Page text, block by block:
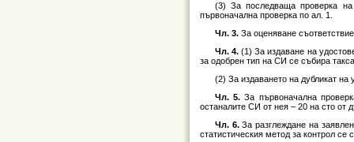
(3) За последваща проверка
първоначална проверка по ал. 1.
Чл. 3.За оценяване
Чл. 4. (1) За издаване на
за одобрен тип на СИ се събира
(2) За издаването на дубликат на
Чл. 5.За първоначална
останалите СИ от нея – 20 на сто от
Чл. 6.За разглеждане на
статистическия метод за контрол се